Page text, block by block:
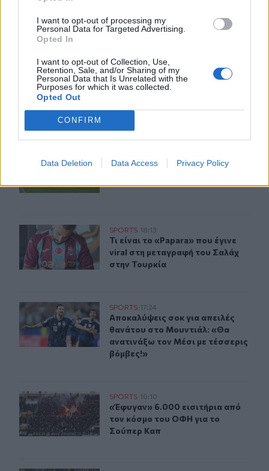
I want to opt-out of processing my
Personal Data for Targeted Advertising.
Opted In
I want to opt-out of Collection, Use,
Retention, Sale, and/or Sharing of my
Personal Data that Is Unrelated with the
Purposes for which it was collected.
Opted Out
CONFIRM
Data Deletion Data Access Privacy Policy
ΣΧΕΤΙΚA AΡΘΡΑ
Δημοπρατείται η μπάλα των ιστορικών γκολ του
SPORTS 21:11
Δημοπρατείται η μπάλα των
Δημοπρατείται η μπάλα των
ιστορικών γκολ του Μαραντόνα
1986
Σε ρυθμούς Σούπερ Καπ στον ΟΦΗ
Σε ρυθμούς Σούπερ Καπ στον
Τι είναι το «Papara» που έγινε viral στη μεταγραφή του
SPORTS 18:13
Τι είναι το «Papara» που έγινε
Τι είναι το «Papara» που έγινε
viral στη μεταγραφή του Σαλάχ
στην Τουρκία
Aποκαλύψεις σοκ για απειλές θανάτου στο Μουντιάλ:
SPORTS 17:24
Aποκαλύψεις σοκ για απειλές
Aποκαλύψεις σοκ για απειλές
θανάτου στο Μουντιάλ: «Θα
ανατινάξω τον Μέσι με τέσσερις
βόμβες!»
«Έφυγαν» 6.000 εισιτήρια από τον κόσμο του ΟΦΗ για
SPORTS 16:10
«Έφυγαν» 6.000 εισιτήρια από
«Έφυγαν» 6.000 εισιτήρια από
τον κόσμο του ΟΦΗ για το
Σούπερ Καπ